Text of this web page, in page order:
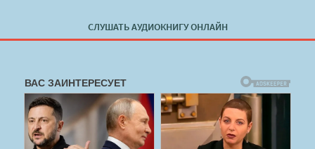
СЛУШАТЬ АУДИОКНИГУ ОНЛАЙН